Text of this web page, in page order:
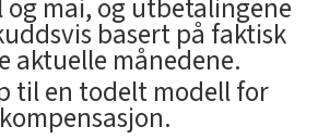
mai, og utbetalingene
basert på faktisk
aktuelle månedene.
til en todelt modell for